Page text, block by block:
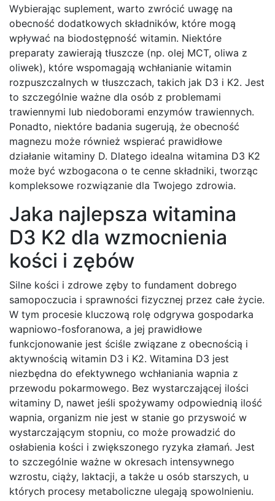
Wybierając suplement, warto zwrócić uwagę na
obecność dodatkowych składników, które mogą
wpływać na biodostępność witamin. Niektóre
preparaty zawierają tłuszcze (np. olej MCT, oliwa z
oliwek), które wspomagają wchłanianie witamin
rozpuszczalnych w tłuszczach, takich jak D3 i K2. Jest
to szczególnie ważne dla osób z problemami
trawiennymi lub niedoborami enzymów trawiennych.
Ponadto, niektóre badania sugerują, że obecność
magnezu może również wspierać prawidłowe
działanie witaminy D. Dlatego idealna witamina D3 K2
może być wzbogacona o te cenne składniki, tworząc
kompleksowe rozwiązanie dla Twojego zdrowia.
Jaka najlepsza witamina
D3 K2 dla wzmocnienia
kości i zębów
Silne kości i zdrowe zęby to fundament dobrego
samopoczucia i sprawności fizycznej przez całe życie.
W tym procesie kluczową rolę odgrywa gospodarka
wapniowo-fosforanowa, a jej prawidłowe
funkcjonowanie jest ściśle związane z obecnością i
aktywnością witamin D3 i K2. Witamina D3 jest
niezbędna do efektywnego wchłaniania wapnia z
przewodu pokarmowego. Bez wystarczającej ilości
witaminy D, nawet jeśli spożywamy odpowiednią ilość
wapnia, organizm nie jest w stanie go przyswoić w
wystarczającym stopniu, co może prowadzić do
osłabienia kości i zwiększonego ryzyka złamań. Jest
to szczególnie ważne w okresach intensywnego
wzrostu, ciąży, laktacji, a także u osób starszych, u
których procesy metaboliczne ulegają spowolnieniu.